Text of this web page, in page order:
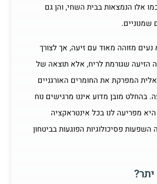
אלו הנמצאות בבית השחי, והן גם
שמנוניים.
נעים מזוהה מאוד עם זיעה, אך לצורך
הזיעה שגורמת לריח, אלא תוצאה של
המפרקת את החומרים האורגניים
בהחלט מובן מדוע איננו מרגישים נוח
מפריעה לנו בכל אינטראקציה
השפעות פסיכולוגיות הפוגעות בביטחון